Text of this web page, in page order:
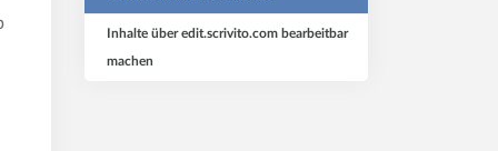
Inhalte über edit.scrivito.com bearbeitbar
machen